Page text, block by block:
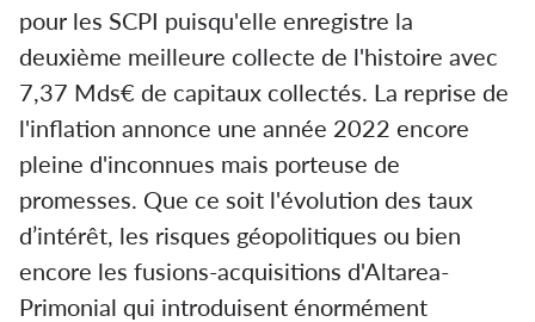
pour les SCPI puisqu'elle enregistre la
deuxième meilleure collecte de l'histoire avec
7,37 Mds€ de capitaux collectés. La reprise de
l'inflation annonce une année 2022 encore
pleine d'inconnues mais porteuse de
promesses. Que ce soit l'évolution des taux
d’intérêt, les risques géopolitiques ou bien
encore les fusions-acquisitions d'Altarea-
Primonial qui introduisent énormément